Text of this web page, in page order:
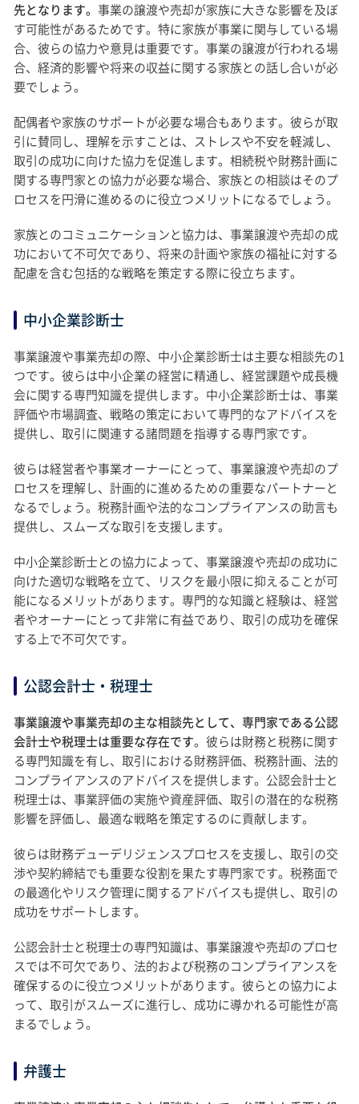
先となります。事業の譲渡や売却が家族に大きな影響を及ぼ
す可能性があるためです。特に家族が事業に関与している場
合、彼らの協力や意見は重要です。事業の譲渡が行われる場
合、経済的影響や将来の収益に関する家族との話し合いが必
要でしょう。
配偶者や家族のサポートが必要な場合もあります。彼らが取
引に賛同し、理解を示すことは、ストレスや不安を軽減し、
取引の成功に向けた協力を促進します。相続税や財務計画に
関する専門家との協力が必要な場合、家族との相談はそのプ
ロセスを円滑に進めるのに役立つメリットになるでしょう。
家族とのコミュニケーションと協力は、事業譲渡や売却の成
功において不可欠であり、将来の計画や家族の福祉に対する
配慮を含む包括的な戦略を策定する際に役立ちます。
中小企業診断士
事業譲渡や事業売却の際、中小企業診断士は主要な相談先の1
つです。彼らは中小企業の経営に精通し、経営課題や成長機
会に関する専門知識を提供します。中小企業診断士は、事業
評価や市場調査、戦略の策定において専門的なアドバイスを
提供し、取引に関連する諸問題を指導する専門家です。
彼らは経営者や事業オーナーにとって、事業譲渡や売却のプ
ロセスを理解し、計画的に進めるための重要なパートナーと
なるでしょう。税務計画や法的なコンプライアンスの助言も
提供し、スムーズな取引を支援します。
中小企業診断士との協力によって、事業譲渡や売却の成功に
向けた適切な戦略を立て、リスクを最小限に抑えることが可
能になるメリットがあります。専門的な知識と経験は、経営
者やオーナーにとって非常に有益であり、取引の成功を確保
する上で不可欠です。
公認会計士・税理士
事業譲渡や事業売却の主な相談先として、専門家である公認
会計士や税理士は重要な存在です。彼らは財務と税務に関す
る専門知識を有し、取引における財務評価、税務計画、法的
コンプライアンスのアドバイスを提供します。公認会計士と
税理士は、事業評価の実施や資産評価、取引の潜在的な税務
影響を評価し、最適な戦略を策定するのに貢献します。
彼らは財務デューデリジェンスプロセスを支援し、取引の交
渉や契約締結でも重要な役割を果たす専門家です。税務面で
の最適化やリスク管理に関するアドバイスも提供し、取引の
成功をサポートします。
公認会計士と税理士の専門知識は、事業譲渡や売却のプロセ
スでは不可欠であり、法的および税務のコンプライアンスを
確保するのに役立つメリットがあります。彼らとの協力によ
って、取引がスムーズに進行し、成功に導かれる可能性が高
まるでしょう。
弁護士